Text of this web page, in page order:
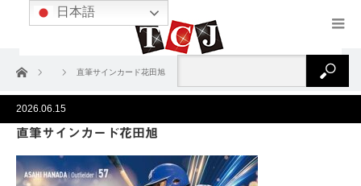
ホーム 直筆サインカード花田旭
2026.06.15
直筆サインカード花田旭
日本語